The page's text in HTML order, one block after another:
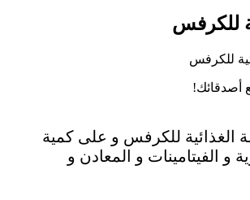
للكرفس
أصدقائك!
الغذائية للكرفس و على كمية
و الفيتامينات و المعادن و